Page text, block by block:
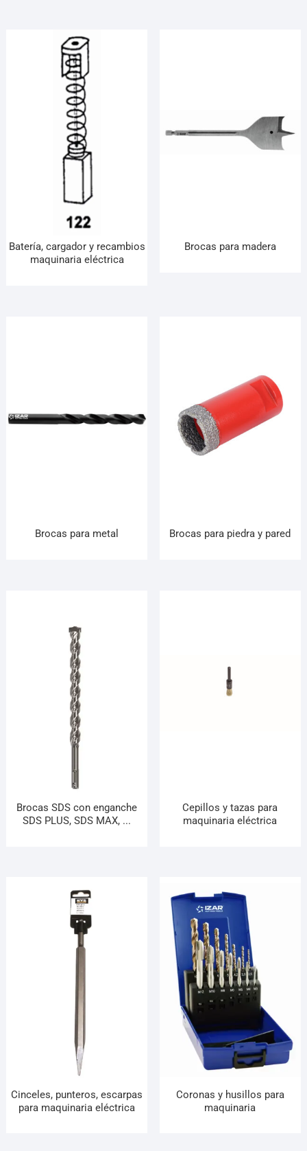
Batería, cargador y recambios
maquinaria eléctrica
Brocas para madera
Brocas para metal Brocas para piedra y pared
Brocas SDS con enganche
SDS PLUS, SDS MAX, ...
Cepillos y tazas para
maquinaria eléctrica
Cinceles, punteros, escarpas
para maquinaria eléctrica
Coronas y husillos para
maquinaria